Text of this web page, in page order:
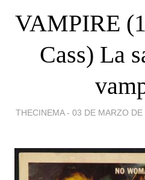
VAMPIRE
Cass) La
THECINEMA - 03 DE MARZO DE